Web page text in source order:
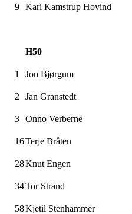
9 Kari Kamstrup Hovind
H50
1 Jon Bjørgum
2 Jan Granstedt
3 Onno Verberne
16Terje Bråten
28Knut Engen
34Tor Strand
58Kjetil Stenhammer